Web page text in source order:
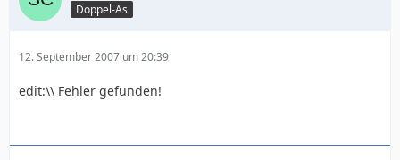
Doppel-As
12. September 2007 um 20:39
edit:\\ Fehler gefunden!